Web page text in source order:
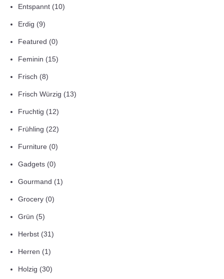
Entspannt (10)
Erdig (9)
Featured (0)
Feminin (15)
Frisch (8)
Frisch Würzig (13)
Fruchtig (12)
Frühling (22)
Furniture (0)
Gadgets (0)
Gourmand (1)
Grocery (0)
Grün (5)
Herbst (31)
Herren (1)
Holzig (30)